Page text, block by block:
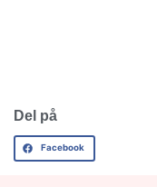
Del på
Facebook